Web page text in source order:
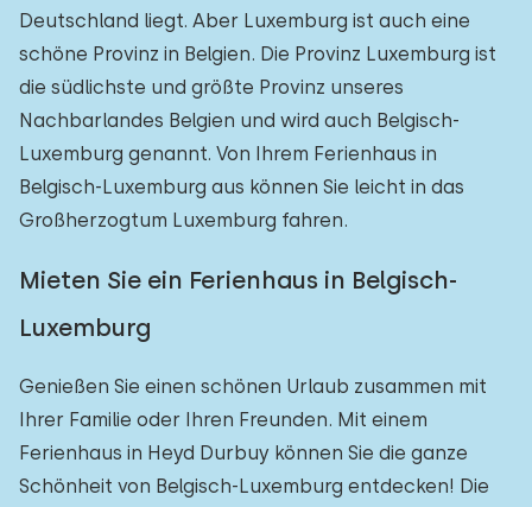
Deutschland liegt. Aber Luxemburg ist auch eine
schöne Provinz in Belgien. Die Provinz Luxemburg ist
die südlichste und größte Provinz unseres
Nachbarlandes Belgien und wird auch Belgisch-
Luxemburg genannt. Von Ihrem Ferienhaus in
Belgisch-Luxemburg aus können Sie leicht in das
Großherzogtum Luxemburg fahren.
Mieten Sie ein Ferienhaus in Belgisch-
Luxemburg
Genießen Sie einen schönen Urlaub zusammen mit
Ihrer Familie oder Ihren Freunden. Mit einem
Ferienhaus in Heyd Durbuy können Sie die ganze
Schönheit von Belgisch-Luxemburg entdecken! Die